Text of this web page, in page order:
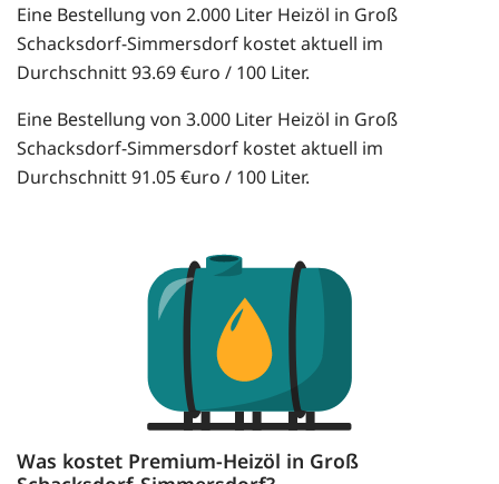
Eine Bestellung von 2.000 Liter Heizöl in Groß
Schacksdorf-Simmersdorf kostet aktuell im
Durchschnitt 93.69 €uro / 100 Liter.
Eine Bestellung von 3.000 Liter Heizöl in Groß
Schacksdorf-Simmersdorf kostet aktuell im
Durchschnitt 91.05 €uro / 100 Liter.
Was kostet Premium-Heizöl in Groß